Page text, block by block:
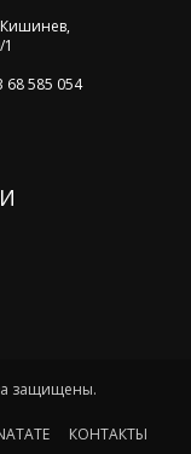
Кишинев,
68 585 054
защищены.
КОНТАКТЫ